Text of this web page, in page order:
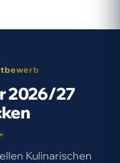
2026/27
Kulinarischen